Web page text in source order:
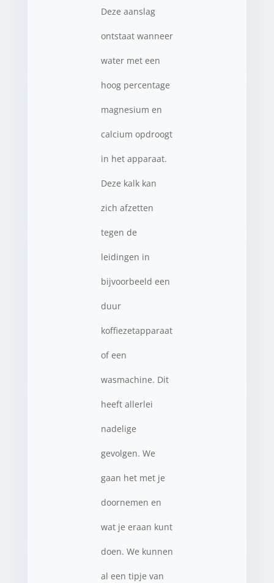
Deze aanslag
ontstaat wanneer
water met een
hoog percentage
magnesium en
calcium opdroogt
in het apparaat.
Deze kalk kan
zich afzetten
tegen de
leidingen in
bijvoorbeeld een
duur
koffiezetapparaat
of een
wasmachine. Dit
heeft allerlei
nadelige
gevolgen. We
gaan het met je
doornemen en
wat je eraan kunt
doen. We kunnen
al een tipje van